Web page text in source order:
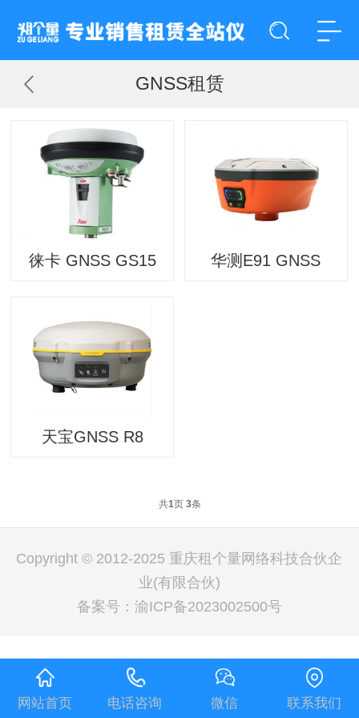
GNSS租赁
徕卡 GNSS GS15 华测E91 GNSS
天宝GNSS R8
共1页 3条
Copyright © 2012-2025 重庆租个量网络科技合伙企
业(有限合伙)
备案号： 渝ICP备2023002500号
网站首页 电话咨询 微信 联系我们